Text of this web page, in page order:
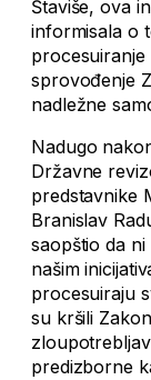
Štaviše, ova
informisala o
procesuiranje
sprovođenje
nadležne
Nadugo
Državne
predstavnike
Branislav
saopštio da
našim
procesuiraju
su kršili
predizborne